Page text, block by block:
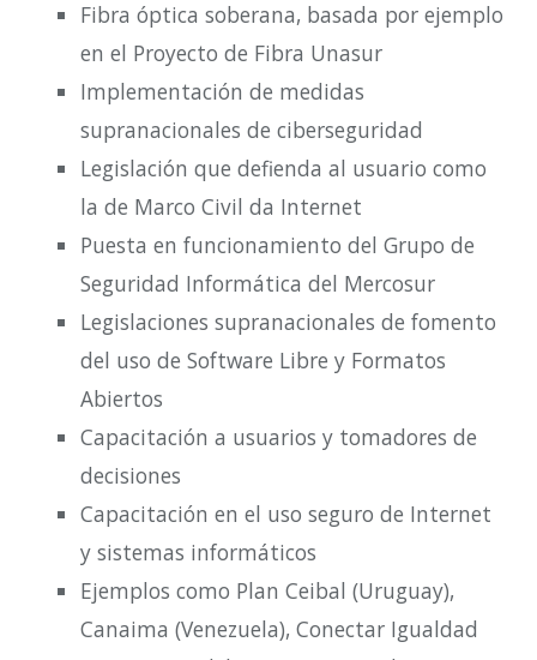
Fibra óptica soberana, basada por ejemplo
en el Proyecto de Fibra Unasur
Implementación de medidas
supranacionales de ciberseguridad
Legislación que defienda al usuario como
la de Marco Civil da Internet
Puesta en funcionamiento del Grupo de
Seguridad Informática del Mercosur
Legislaciones supranacionales de fomento
del uso de Software Libre y Formatos
Abiertos
Capacitación a usuarios y tomadores de
decisiones
Capacitación en el uso seguro de Internet
y sistemas informáticos
Ejemplos como Plan Ceibal (Uruguay),
Canaima (Venezuela), Conectar Igualdad